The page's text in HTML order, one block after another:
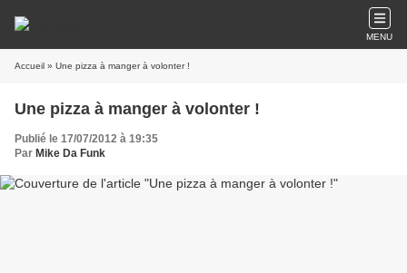
MENU
Accueil » Une pizza à manger à volonter !
Une pizza à manger à volonter !
Publié le 17/07/2012 à 19:35
Par Mike Da Funk